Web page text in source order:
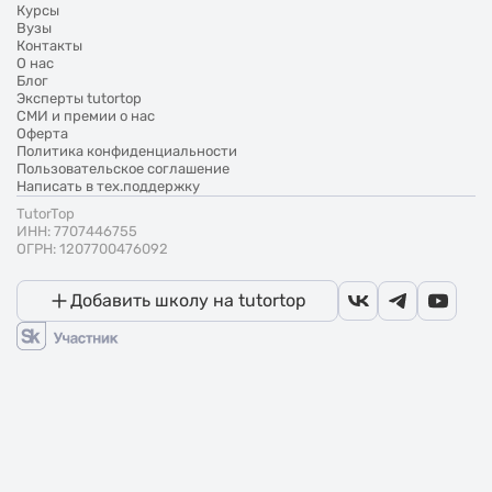
Курсы
Вузы
Контакты
О нас
Блог
Эксперты tutortop
СМИ и премии о нас
Оферта
Политика конфиденциальности
Пользовательское соглашение
Написать в тех.поддержку
TutorTop
ИНН: 7707446755
ОГРН: 1207700476092
Добавить школу на tutortop